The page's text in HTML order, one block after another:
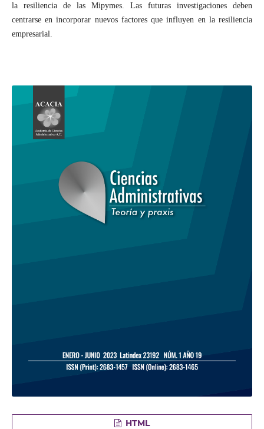
la resiliencia de las Mipymes. Las futuras investigaciones deben
centrarse en incorporar nuevos factores que influyen en la resiliencia
empresarial.
HTML